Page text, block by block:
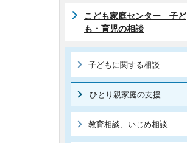
こども家庭センター 子ど
も・育児の相談
子どもに関する相談
ひとり親家庭の支援
教育相談、いじめ相談